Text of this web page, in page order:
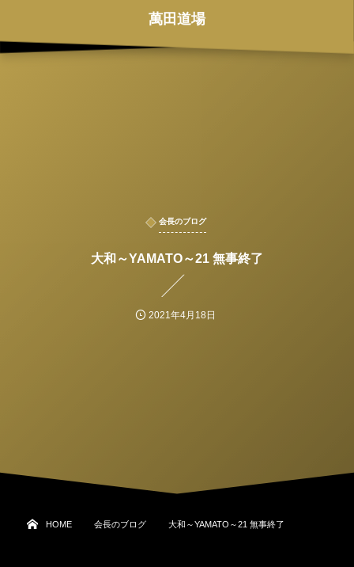
萬田道場
会長のブログ
大和～YAMATO～21 無事終了
2021年4月18日
HOME 会長のブログ 大和～YAMATO～21 無事終了